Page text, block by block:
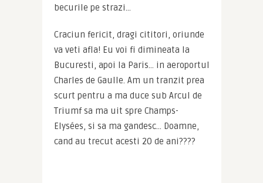
becurile pe strazi…
Craciun fericit, dragi cititori, oriunde
va veti afla! Eu voi fi dimineata la
Bucuresti, apoi la Paris… in aeroportul
Charles de Gaulle. Am un tranzit prea
scurt pentru a ma duce sub Arcul de
Triumf sa ma uit spre Champs-
Elysées, si sa ma gandesc… Doamne,
cand au trecut acesti 20 de ani????